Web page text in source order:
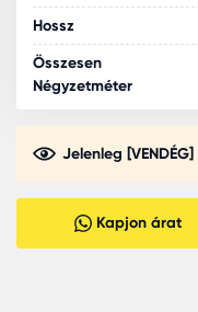
Hossz
Összesen
Négyzetméter
Jelenleg
Kapjon árat